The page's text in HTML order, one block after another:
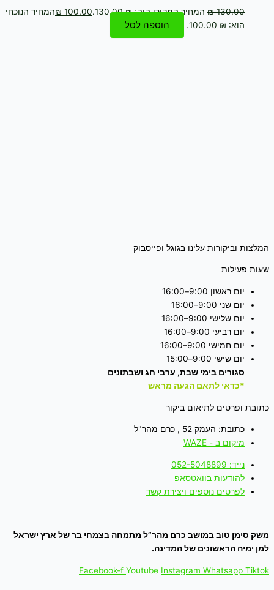
₪130.00 המחיר המקורי היה: ₪ 130.00. ₪ 100.00
המחיר הנוכחי
הוא: ₪ 100.00.
הוספה לסל
המלצות וביקורות עלינו בגוגל ופייסבוק
שעות פעילות
יום ראשון 9:00–16:00
יום שני 9:00–16:00
יום שלישי 9:00–16:00
יום רביעי 9:00–16:00
יום חמישי 9:00–16:00
יום שישי 9:00–15:00
סגורים בימי שבת, ערבי חג ושבתונים
*כדאי לתאם הגעה מראש
כתובת ופרטים לתיאום ביקור
כתובת: העמק 52 , כרם מהר"ל
מיקום ב - WAZE
נייד: 052-5048899
להודעות בוואטסאפ
לפרטים נוספים ויצירת קשר
משק סימן טוב במושב כרם מהר”ל מתמחה בצמחי בר של ארץ ישראל
למן ימיה הראשונים של המדינה.
Facebook-f Youtube Instagram Whatsapp Tiktok